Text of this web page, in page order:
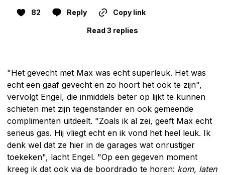
82 Reply Copy link
Read 3 replies
"Het gevecht met Max was echt superleuk. Het was
echt een gaaf gevecht en zo hoort het ook te zijn",
vervolgt Engel, die inmiddels beter op lijkt te kunnen
schieten met zijn tegenstander en ook gemeende
complimenten uitdeelt. "Zoals ik al zei, geeft Max echt
serieus gas. Hij vliegt echt en ik vond het heel leuk. Ik
denk wel dat ze hier in de garages wat onrustiger
toekeken", lacht Engel. "Op een gegeven moment
kreeg ik dat ook via de boordradio te horen: kom, laten